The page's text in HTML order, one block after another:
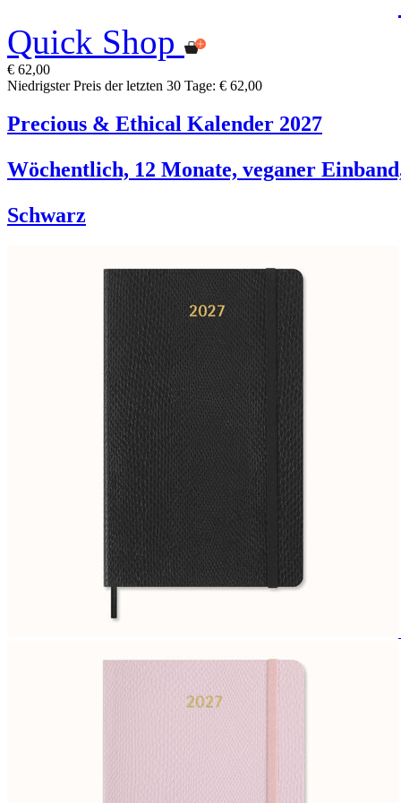
Quick Shop
€ 62,00
Niedrigster Preis der letzten 30 Tage: € 62,00
Precious & Ethical Kalender 2027
Wöchentlich, 12 Monate, veganer
Schwarz